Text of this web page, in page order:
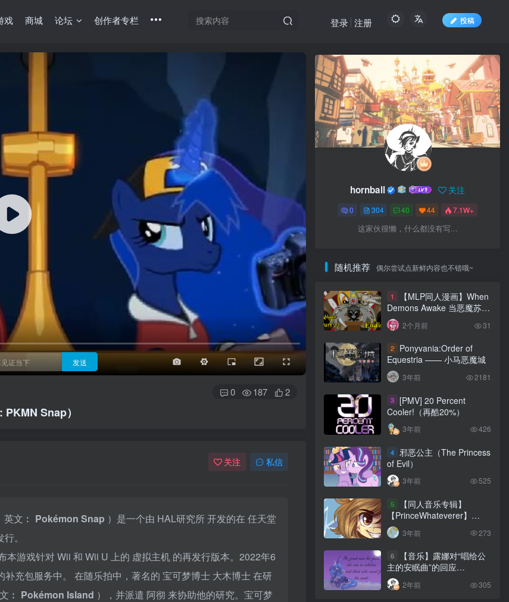
戏 商城 论坛 创作者专栏 投稿
登录 注册
3/4
发送
0 187 2
Snap）
关注 私信
英文︰ Pokémon Snap ）是一个由 HAL研究所开发的在任天堂
。
本游戏针对Wii和Wii U 上的 虚拟主机 的再发行版本。2022年6
补充包服务中。在随乐拍中，著名的宝可梦博士 大木博士在研
︰ Pokémon Island ），并派遣 阿彻来协助他的研究。宝可梦
hornball 关注
0 304 40 44 7.1W+
这家伙很懒，什么都没有写...
随机推荐 偶尔尝试点新鲜内容也不错哦~
1
【MLP同人漫画】When
Demons Awake 当恶魔苏醒
之时 第十一章：阿比盖尔
第二十二节
2个月前 31
2
Ponyvania:Order of
Equestria —— 小马恶魔城
3年前 2181
3
[PMV] 20 Percent
Cooler!（再酷20%）
3年前 426
4
邪恶公主（The Princess
of Evil）
3年前 525
5
【同人音乐专辑】
【PrinceWhateverer】
Reinvent
3年前 273
6
【音乐】露娜对“唱给公
主的安眠曲”的回应
（Lullaby for a princess
luna’s reply）
2年前 305
hornball 关注
0 304 40 44 7.1W+
这家伙很懒，什么都没有写...
随机推荐 偶尔尝试点新鲜内容也不错哦~
1
【MLP同人漫画】When
Demons Awake 当恶魔苏醒
之时 第十一章：阿比盖尔
第二十二节
2个月前 31
2
Ponyvania:Order of
Equestria —— 小马恶魔城
3年前 2181
3
[PMV] 20 Percent
Cooler!（再酷20%）
3年前 426
4
邪恶公主（The Princess
of Evil）
3年前 525
5
【同人音乐专辑】
【PrinceWhateverer】
Reinvent
3年前 273
6
【音乐】露娜对“唱给公
主的安眠曲”的回应
（Lullaby for a princess
luna’s reply）
2年前 305